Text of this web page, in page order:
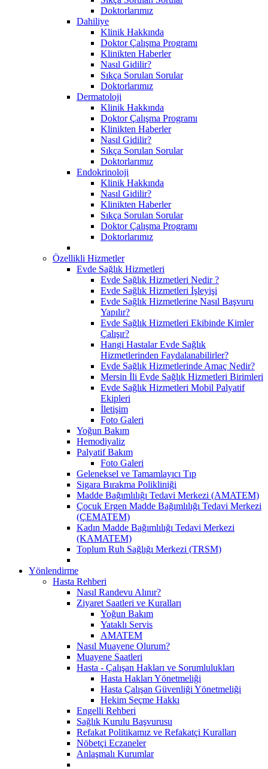
Doktorlarımız
Dahiliye
Klinik Hakkında
Doktor Çalışma Programı
Klinikten Haberler
Nasıl Gidilir?
Sıkça Sorulan Sorular
Doktorlarımız
Dermatoloji
Klinik Hakkında
Doktor Çalışma Programı
Klinikten Haberler
Nasıl Gidilir?
Sıkça Sorulan Sorular
Doktorlarımız
Endokrinoloji
Klinik Hakkında
Nasıl Gidilir?
Klinikten Haberler
Sıkça Sorulan Sorular
Doktor Çalışma Programı
Doktorlarımız
Özellikli Hizmetler
Evde Sağlık Hizmetleri
Evde Sağlık Hizmetleri Nedir ?
Evde Sağlık Hizmetleri İşleyişi
Evde Sağlık Hizmetlerine Nasıl Başvuru
Yapılır?
Evde Sağlık Hizmetleri Ekibinde Kimler
Çalışır?
Hangi Hastalar Evde Sağlık
Hizmetlerinden Faydalanabilirler?
Evde Sağlık Hizmetlerinde Amaç Nedir?
Mersin İli Evde Sağlık Hizmetleri Birimleri
Evde Sağlık Hizmetleri Mobil Palyatif
Ekipleri
İletişim
Foto Galeri
Yoğun Bakım
Hemodiyaliz
Palyatif Bakım
Foto Galeri
Geleneksel ve Tamamlayıcı Tıp
Sigara Bırakma Polikliniği
Madde Bağımlılığı Tedavi Merkezi (AMATEM)
Çocuk Ergen Madde Bağımlılığı Tedavi Merkezi
(ÇEMATEM)
Kadın Madde Bağımlılığı Tedavi Merkezi
(KAMATEM)
Toplum Ruh Sağlığı Merkezi (TRSM)
Yönlendirme
Hasta Rehberi
Nasıl Randevu Alınır?
Ziyaret Saatleri ve Kuralları
Yoğun Bakım
Yataklı Servis
AMATEM
Nasıl Muayene Olurum?
Muayene Saatleri
Hasta - Çalışan Hakları ve Sorumlulukları
Hasta Hakları Yönetmeliği
Hasta Çalışan Güvenliği Yönetmeliği
Hekim Seçme Hakkı
Engelli Rehberi
Sağlık Kurulu Başvurusu
Refakat Politikamız ve Refakatçi Kuralları
Nöbetçi Eczaneler
Anlaşmalı Kurumlar